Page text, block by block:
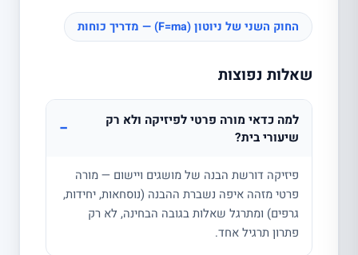
החוק השני של ניוטון (F=ma) — מדריך כוחות
שאלות נפוצות
למה כדאי מורה פרטי לפיזיקה ולא רק
שיעורי בית?
−
פיזיקה דורשת הבנה של מושגים ויישום — מורה
פרטי מזהה איפה נשברת ההבנה (נוסחאות, יחידות,
גרפים) ומתרגל שאלות בגובה הבחינה, לא רק
פתרון תרגיל אחד.